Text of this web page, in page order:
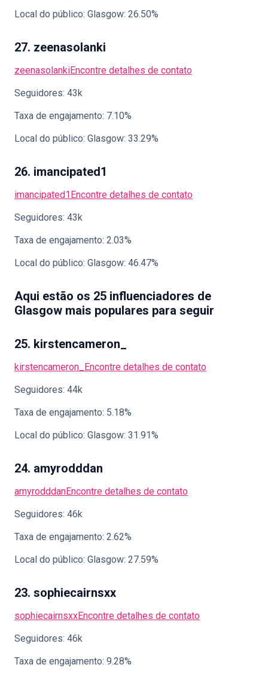
Local do público: Glasgow: 26.50%
27. zeenasolanki
zeenasolankiEncontre detalhes de contato
Seguidores: 43k
Taxa de engajamento: 7.10%
Local do público: Glasgow: 33.29%
26. imancipated1
imancipated1Encontre detalhes de contato
Seguidores: 43k
Taxa de engajamento: 2.03%
Local do público: Glasgow: 46.47%
Aqui estão os 25 influenciadores de
Glasgow mais populares para seguir
25. kirstencameron_
kirstencameron_ Encontre detalhes de contato
Seguidores: 44k
Taxa de engajamento: 5.18%
Local do público: Glasgow: 31.91%
24. amyrodddan
amyrodddanEncontre detalhes de contato
Seguidores: 46k
Taxa de engajamento: 2.62%
Local do público: Glasgow: 27.59%
23. sophiecairnsxx
sophiecairnsxxEncontre detalhes de contato
Seguidores: 46k
Taxa de engajamento: 9.28%